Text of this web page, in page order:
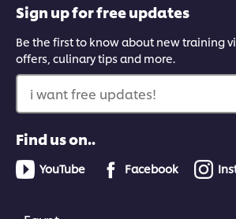
Sign up for free updates
Be the first to know about new training
offers, culinary tips and more.
i want free updates!
Find us on..
YouTube Facebook